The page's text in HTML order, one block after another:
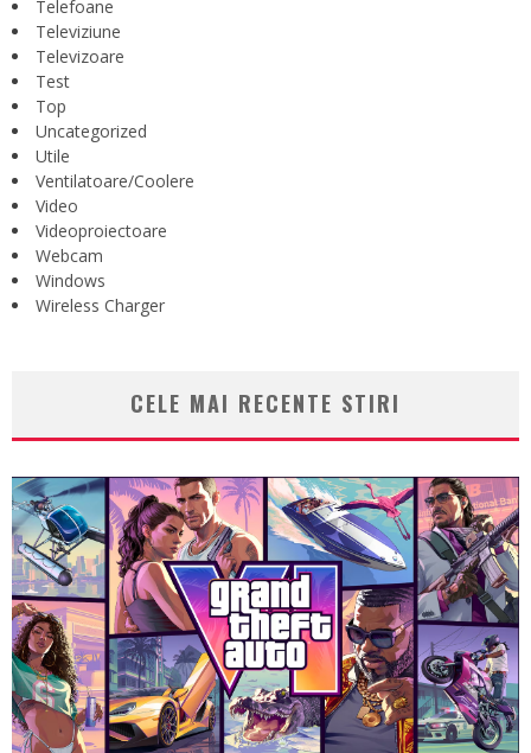
Telefoane
Televiziune
Televizoare
Test
Top
Uncategorized
Utile
Ventilatoare/Coolere
Video
Videoproiectoare
Webcam
Windows
Wireless Charger
CELE MAI RECENTE STIRI